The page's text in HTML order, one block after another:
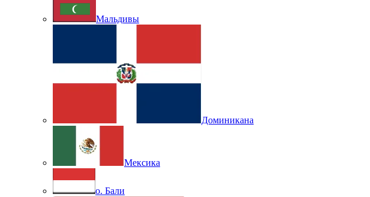
Мальдивы
Доминикана
Мексика
о. Бали